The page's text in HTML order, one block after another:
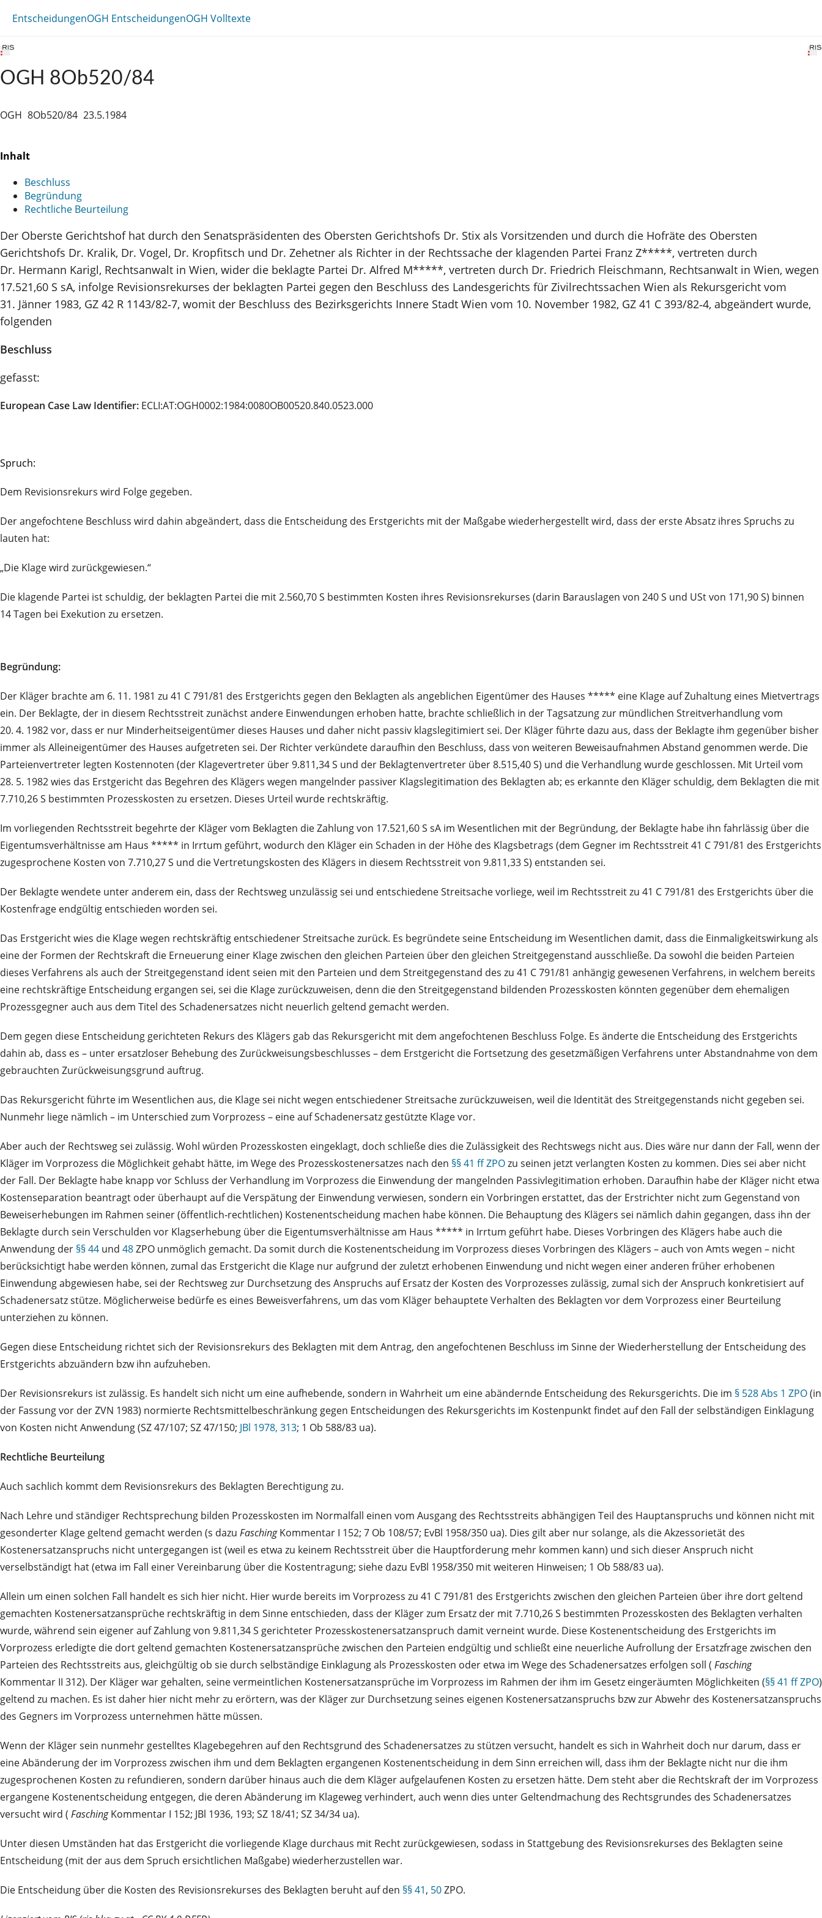
EntscheidungenOGH EntscheidungenOGH Volltexte
OGH 8Ob520/84
OGH 8Ob520/84 23.5.1984
Inhalt
Beschluss
Begründung
Rechtliche Beurteilung
Der Oberste Gerichtshof hat durch den Senatspräsidenten des Obersten Gerichtshofs Dr. Stix als Vorsitzenden und durch die Hofräte des Obersten
Gerichtshofs Dr. Kralik, Dr. Vogel, Dr. Kropfitsch und Dr. Zehetner als Richter in der Rechtssache der klagenden Partei Franz Z*****, vertreten durch
Dr. Hermann Karigl, Rechtsanwalt in Wien, wider die beklagte Partei Dr. Alfred M*****, vertreten durch Dr. Friedrich Fleischmann, Rechtsanwalt in Wien, wegen
17.521,60 S sA, infolge Revisionsrekurses der beklagten Partei gegen den Beschluss des Landesgerichts für Zivilrechtssachen Wien als Rekursgericht vom
31. Jänner 1983, GZ 42 R 1143/82‑7, womit der Beschluss des Bezirksgerichts Innere Stadt Wien vom 10. November 1982, GZ 41 C 393/82‑4, abgeändert wurde,
folgenden
Beschluss
gefasst:
European Case Law Identifier: ECLI:AT:OGH0002:1984:0080OB00520.840.0523.000
Spruch:
Dem Revisionsrekurs wird Folge gegeben.
Der angefochtene Beschluss wird dahin abgeändert, dass die Entscheidung des Erstgerichts mit der Maßgabe wiederhergestellt wird, dass der erste Absatz ihres Spruchs zu
lauten hat:
„Die Klage wird zurückgewiesen.“
Die klagende Partei ist schuldig, der beklagten Partei die mit 2.560,70 S bestimmten Kosten ihres Revisionsrekurses (darin Barauslagen von 240 S und USt von 171,90 S) binnen
14 Tagen bei Exekution zu ersetzen.
Begründung:
Der Kläger brachte am 6. 11. 1981 zu 41 C 791/81 des Erstgerichts gegen den Beklagten als angeblichen Eigentümer des Hauses ***** eine Klage auf Zuhaltung eines Mietvertrags
ein. Der Beklagte, der in diesem Rechtsstreit zunächst andere Einwendungen erhoben hatte, brachte schließlich in der Tagsatzung zur mündlichen Streitverhandlung vom
20. 4. 1982 vor, dass er nur Minderheitseigentümer dieses Hauses und daher nicht passiv klagslegitimiert sei. Der Kläger führte dazu aus, dass der Beklagte ihm gegenüber bisher
immer als Alleineigentümer des Hauses aufgetreten sei. Der Richter verkündete daraufhin den Beschluss, dass von weiteren Beweisaufnahmen Abstand genommen werde. Die
Parteienvertreter legten Kostennoten (der Klagevertreter über 9.811,34 S und der Beklagtenvertreter über 8.515,40 S) und die Verhandlung wurde geschlossen. Mit Urteil vom
28. 5. 1982 wies das Erstgericht das Begehren des Klägers wegen mangelnder passiver Klagslegitimation des Beklagten ab; es erkannte den Kläger schuldig, dem Beklagten die mit
7.710,26 S bestimmten Prozesskosten zu ersetzen. Dieses Urteil wurde rechtskräftig.
Im vorliegenden Rechtsstreit begehrte der Kläger vom Beklagten die Zahlung von 17.521,60 S sA im Wesentlichen mit der Begründung, der Beklagte habe ihn fahrlässig über die
Eigentumsverhältnisse am Haus ***** in Irrtum geführt, wodurch den Kläger ein Schaden in der Höhe des Klagsbetrags (dem Gegner im Rechtsstreit 41 C 791/81 des Erstgerichts
zugesprochene Kosten von 7.710,27 S und die Vertretungskosten des Klägers in diesem Rechtsstreit von 9.811,33 S) entstanden sei.
Der Beklagte wendete unter anderem ein, dass der Rechtsweg unzulässig sei und entschiedene Streitsache vorliege, weil im Rechtsstreit zu 41 C 791/81 des Erstgerichts über die
Kostenfrage endgültig entschieden worden sei.
Das Erstgericht wies die Klage wegen rechtskräftig entschiedener Streitsache zurück. Es begründete seine Entscheidung im Wesentlichen damit, dass die Einmaligkeitswirkung als
eine der Formen der Rechtskraft die Erneuerung einer Klage zwischen den gleichen Parteien über den gleichen Streitgegenstand ausschließe. Da sowohl die beiden Parteien
dieses Verfahrens als auch der Streitgegenstand ident seien mit den Parteien und dem Streitgegenstand des zu 41 C 791/81 anhängig gewesenen Verfahrens, in welchem bereits
eine rechtskräftige Entscheidung ergangen sei, sei die Klage zurückzuweisen, denn die den Streitgegenstand bildenden Prozesskosten könnten gegenüber dem ehemaligen
Prozessgegner auch aus dem Titel des Schadenersatzes nicht neuerlich geltend gemacht werden.
Dem gegen diese Entscheidung gerichteten Rekurs des Klägers gab das Rekursgericht mit dem angefochtenen Beschluss Folge. Es änderte die Entscheidung des Erstgerichts
dahin ab, dass es – unter ersatzloser Behebung des Zurückweisungsbeschlusses – dem Erstgericht die Fortsetzung des gesetzmäßigen Verfahrens unter Abstandnahme von dem
gebrauchten Zurückweisungsgrund auftrug.
Das Rekursgericht führte im Wesentlichen aus, die Klage sei nicht wegen entschiedener Streitsache zurückzuweisen, weil die Identität des Streitgegenstands nicht gegeben sei.
Nunmehr liege nämlich – im Unterschied zum Vorprozess – eine auf Schadenersatz gestützte Klage vor.
Aber auch der Rechtsweg sei zulässig. Wohl würden Prozesskosten eingeklagt, doch schließe dies die Zulässigkeit des Rechtswegs nicht aus. Dies wäre nur dann der Fall, wenn der
Kläger im Vorprozess die Möglichkeit gehabt hätte, im Wege des Prozesskostenersatzes nach den §§ 41 ff ZPOzu seinen jetzt verlangten Kosten zu kommen. Dies sei aber nicht
der Fall. Der Beklagte habe knapp vor Schluss der Verhandlung im Vorprozess die Einwendung der mangelnden Passivlegitimation erhoben. Daraufhin habe der Kläger nicht etwa
Kostenseparation beantragt oder überhaupt auf die Verspätung der Einwendung verwiesen, sondern ein Vorbringen erstattet, das der Erstrichter nicht zum Gegenstand von
Beweiserhebungen im Rahmen seiner (öffentlich‑rechtlichen) Kostenentscheidung machen habe können. Die Behauptung des Klägers sei nämlich dahin gegangen, dass ihn der
Beklagte durch sein Verschulden vor Klagserhebung über die Eigentumsverhältnisse am Haus ***** in Irrtum geführt habe. Dieses Vorbringen des Klägers habe auch die
Anwendung der §§ 44 und 48ZPO unmöglich gemacht. Da somit durch die Kostenentscheidung im Vorprozess dieses Vorbringen des Klägers – auch von Amts wegen – nicht
berücksichtigt habe werden können, zumal das Erstgericht die Klage nur aufgrund der zuletzt erhobenen Einwendung und nicht wegen einer anderen früher erhobenen
Einwendung abgewiesen habe, sei der Rechtsweg zur Durchsetzung des Anspruchs auf Ersatz der Kosten des Vorprozesses zulässig, zumal sich der Anspruch konkretisiert auf
Schadenersatz stütze. Möglicherweise bedürfe es eines Beweisverfahrens, um das vom Kläger behauptete Verhalten des Beklagten vor dem Vorprozess einer Beurteilung
unterziehen zu können.
Gegen diese Entscheidung richtet sich der Revisionsrekurs des Beklagten mit dem Antrag, den angefochtenen Beschluss im Sinne der Wiederherstellung der Entscheidung des
Erstgerichts abzuändern bzw ihn aufzuheben.
Der Revisionsrekurs ist zulässig. Es handelt sich nicht um eine aufhebende, sondern in Wahrheit um eine abändernde Entscheidung des Rekursgerichts. Die im § 528 Abs 1 ZPO(in
der Fassung vor der ZVN 1983) normierte Rechtsmittelbeschränkung gegen Entscheidungen des Rekursgerichts im Kostenpunkt findet auf den Fall der selbständigen Einklagung
von Kosten nicht Anwendung (SZ 47/107; SZ 47/150; JBl 1978, 313; 1 Ob 588/83 ua).
Rechtliche Beurteilung
Auch sachlich kommt dem Revisionsrekurs des Beklagten Berechtigung zu.
Nach Lehre und ständiger Rechtsprechung bilden Prozesskosten im Normalfall einen vom Ausgang des Rechtsstreits abhängigen Teil des Hauptanspruchs und können nicht mit
gesonderter Klage geltend gemacht werden (s dazu FaschingKommentar I 152; 7 Ob 108/57; EvBl 1958/350 ua). Dies gilt aber nur solange, als die Akzessorietät des
Kostenersatzanspruchs nicht untergegangen ist (weil es etwa zu keinem Rechtsstreit über die Hauptforderung mehr kommen kann) und sich dieser Anspruch nicht
verselbständigt hat (etwa im Fall einer Vereinbarung über die Kostentragung; siehe dazu EvBl 1958/350 mit weiteren Hinweisen; 1 Ob 588/83 ua).
Allein um einen solchen Fall handelt es sich hier nicht. Hier wurde bereits im Vorprozess zu 41 C 791/81 des Erstgerichts zwischen den gleichen Parteien über ihre dort geltend
gemachten Kostenersatzansprüche rechtskräftig in dem Sinne entschieden, dass der Kläger zum Ersatz der mit 7.710,26 S bestimmten Prozesskosten des Beklagten verhalten
wurde, während sein eigener auf Zahlung von 9.811,34 S gerichteter Prozesskostenersatzanspruch damit verneint wurde. Diese Kostenentscheidung des Erstgerichts im
Vorprozess erledigte die dort geltend gemachten Kostenersatzansprüche zwischen den Parteien endgültig und schließt eine neuerliche Aufrollung der Ersatzfrage zwischen den
Parteien des Rechtsstreits aus, gleichgültig ob sie durch selbständige Einklagung als Prozesskosten oder etwa im Wege des Schadenersatzes erfolgen soll ( Fasching
Kommentar II 312). Der Kläger war gehalten, seine vermeintlichen Kostenersatzansprüche im Vorprozess im Rahmen der ihm im Gesetz eingeräumten Möglichkeiten (§§ 41 ff ZPO)
geltend zu machen. Es ist daher hier nicht mehr zu erörtern, was der Kläger zur Durchsetzung seines eigenen Kostenersatzanspruchs bzw zur Abwehr des Kostenersatzanspruchs
des Gegners im Vorprozess unternehmen hätte müssen.
Wenn der Kläger sein nunmehr gestelltes Klagebegehren auf den Rechtsgrund des Schadenersatzes zu stützen versucht, handelt es sich in Wahrheit doch nur darum, dass er
eine Abänderung der im Vorprozess zwischen ihm und dem Beklagten ergangenen Kostenentscheidung in dem Sinn erreichen will, dass ihm der Beklagte nicht nur die ihm
zugesprochenen Kosten zu refundieren, sondern darüber hinaus auch die dem Kläger aufgelaufenen Kosten zu ersetzen hätte. Dem steht aber die Rechtskraft der im Vorprozess
ergangene Kostenentscheidung entgegen, die deren Abänderung im Klageweg verhindert, auch wenn dies unter Geltendmachung des Rechtsgrundes des Schadenersatzes
versucht wird ( FaschingKommentar I 152; JBl 1936, 193; SZ 18/41; SZ 34/34 ua).
Unter diesen Umständen hat das Erstgericht die vorliegende Klage durchaus mit Recht zurückgewiesen, sodass in Stattgebung des Revisionsrekurses des Beklagten seine
Entscheidung (mit der aus dem Spruch ersichtlichen Maßgabe) wiederherzustellen war.
Die Entscheidung über die Kosten des Revisionsrekurses des Beklagten beruht auf den §§ 41, 50ZPO.